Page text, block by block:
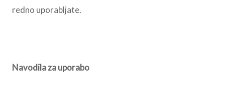
redno uporabljate.
Navodila za uporabo